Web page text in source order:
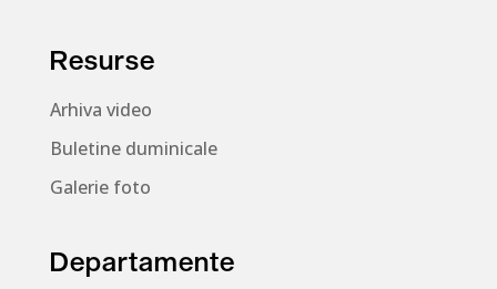
Resurse
Arhiva video
Buletine duminicale
Galerie foto
Departamente